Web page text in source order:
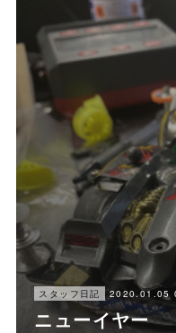
スタッフ日記 2020.01.05
ニューイヤー